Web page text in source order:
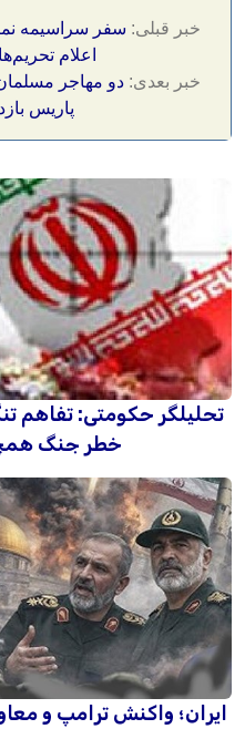
خبر قبلی: سفر سراسیمه
اعلام
خبر بعدی: دو مهاجر
پاریس
تحلیلگر حکومتی: تفاهم
خطر جنگ
ایران؛ واکنش ترامپ و